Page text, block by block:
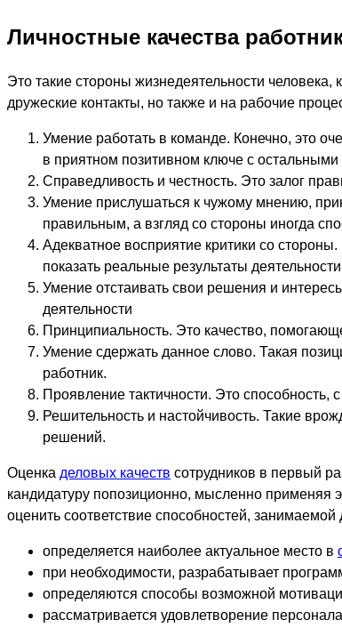
Личностные качества
Это такие стороны жизнедеятельности
дружеские контакты, но также и на рабочие
Умение работать в команде. Конечно, это
в приятном позитивном ключе с остальными
Справедливость и честность. Это залог
Умение прислушаться к чужому мнению,
правильным, а взгляд со стороны иногда
Адекватное восприятие критики со
показать реальные результаты
Умение отстаивать свои решения и
деятельности
Принципиальность. Это качество,
Умение сдержать данное слово. Такая
работник.
Проявление тактичности. Это
Решительность и настойчивость. Такие
решений.
Оценка деловых качеств сотрудников в первый
кандидатуру попозиционно, мысленно применяя
оценить соответствие способностей,
определяется наиболее актуальное место в
при необходимости, разрабатывает
определяются способы возможной
рассматривается удовлетворение